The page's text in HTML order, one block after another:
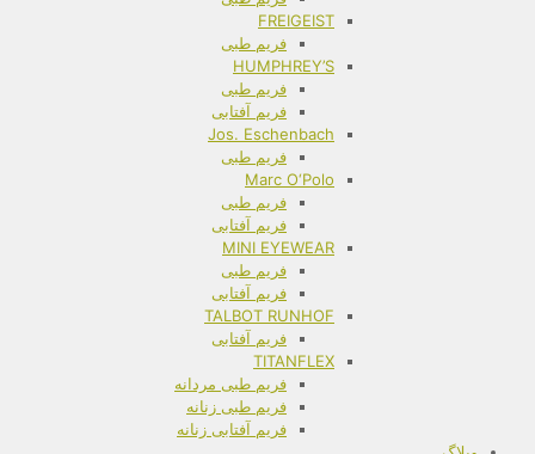
FREIGEIST
فریم طبی
HUMPHREY’S
فریم طبی
فریم آفتابی
Jos. Eschenbach
فریم طبی
Marc O‘Polo
فریم طبی
فریم آفتابی
MINI EYEWEAR
فریم طبی
فریم آفتابی
TALBOT RUNHOF
فریم آفتابی
TITANFLEX
فریم طبی مردانه
فریم طبی زنانه
فریم آفتابی زنانه